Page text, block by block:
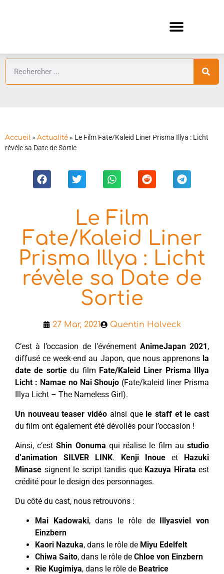
Accueil » Actualité » Le Film Fate/Kaleid Liner Prisma Illya : Licht
révèle sa Date de Sortie
Le Film
Fate/Kaleid Liner
Prisma Illya : Licht
révèle sa Date de
Sortie
27 Mar, 2021 Quentin Holveck
C’est à l’occasion de l’événement AnimeJapan 2021,
diffusé ce week-end au Japon, que nous apprenons la
date de sortiedu film Fate/Kaleid Liner Prisma Illya
Licht : Namae no Nai Shoujo (Fate/kaleid liner Prisma
Illya Licht – The Nameless Girl).
Un nouveau teaser vidéo ainsi que le staff et le cast
du film ont également été dévoilés pour l’occasion !
Ainsi, c’estShin Oonuma qui réalise le film austudio
d’animation SILVER LINK. Kenji Inoueet Hazuki
Minase signent le script tandis que Kazuya Hirata est
crédité pour le design des personnages.
Du côté du cast, nous retrouvons :
Mai Kadowaki, dans le rôle de Illyasviel von
Einzbern
Kaori Nazuka, dans le rôle de Miyu Edelfelt
Chiwa Saito, dans le rôle de Chloe von Einzbern
Rie Kugimiya, dans le rôle de Beatrice